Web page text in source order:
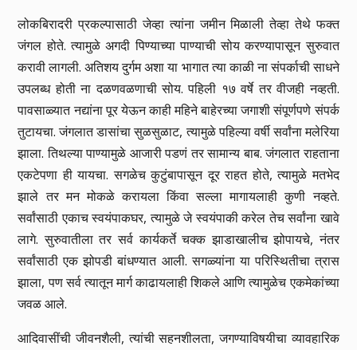
लोकबिरादरी प्रकल्पासाठी जेव्हा त्यांना जमीन मिळाली तेव्हा तेथे फक्त
जंगल होते. त्यामुळे अगदी पिण्याच्या पाण्याची सोय करण्यापासून सुरुवात
करावी लागली. अतिशय दुर्गम अशा या भागात त्या काळी ना संपर्काची साधने
उपलब्ध होती ना दळणवळणाची सोय. पहिली १७ वर्षे तर वीजही नव्हती.
पावसाळ्यात नद्यांना पूर येऊन काही महिने बाहेरच्या जगाशी संपूर्णपणे संपर्क
तुटायचा. जंगलात डासांचा सुळसुळाट, त्यामुळे पहिल्या वर्षी सर्वांना मलेरिया
झाला. तिथल्या पाण्यामुळे आजारी पडणं तर सामान्य बाब. जंगलात राहताना
एकटेपणा ही यायचा. सगळेच कुटुंबापासून दूर राहत होते, त्यामुळे मतभेद
झाले तर मन मोकळे करायला किंवा सल्ला मागायलाही कुणी नव्हते.
सर्वांसाठी एकाच स्वयंपाकघर, त्यामुळे जे स्वयंपाकी करेल तेच सर्वांना खावे
लागे. सुरुवातीला तर सर्व कार्यकर्ते चक्क झाडाखालीच झोपायचे, नंतर
सर्वांसाठी एक झोपडी बांधण्यात आली. सगळ्यांना या परिस्थितीचा त्रास
झाला, पण सर्व त्यातून मार्ग काढायलाही शिकले आणि त्यामुळेच एकमेकांच्या
जवळ आले.
आदिवासींची जीवनशैली, त्यांची सहनशीलता, जगण्याविषयीचा व्यावहारिक